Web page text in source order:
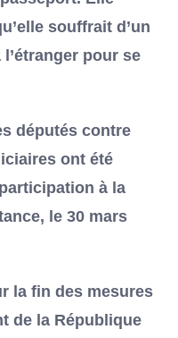
souffrait d’un
pour se
députés contre
ont été
à la
le 30 mars
la fin des mesures
de la République